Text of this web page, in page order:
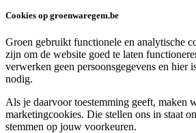
Cookies op groenwaregem.be
Groen gebruikt functionele en analytische
zijn om de website goed te laten
verwerken geen persoonsgegevens en hier
nodig.
Als je daarvoor toestemming geeft, maken
marketingcookies. Die stellen ons in staat
stemmen op jouw voorkeuren.